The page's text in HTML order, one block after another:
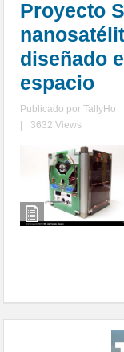
Proyecto
diseñado
espacio
Publicado porTallyHo
3632 Views